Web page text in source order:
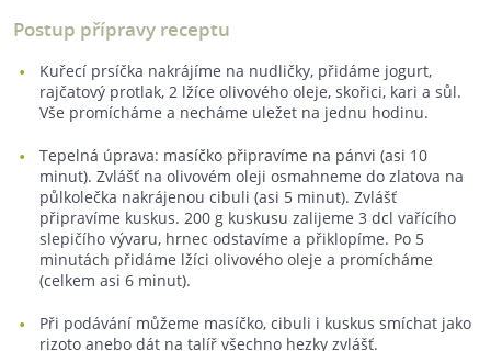
Postup přípravy receptu
Kuřecí prsíčka nakrájíme na nudličky, přidáme jogurt,
rajčatový protlak, 2 lžíce olivového oleje, skořici, kari a sůl.
Vše promícháme a necháme uležet na jednu hodinu.
Tepelná úprava: masíčko připravíme na pánvi (asi 10
minut). Zvlášť na olivovém oleji osmahneme do zlatova na
půlkolečka nakrájenou cibuli (asi 5 minut). Zvlášť
připravíme kuskus. 200 g kuskusu zalijeme 3 dcl vařícího
slepičího vývaru, hrnec odstavíme a přiklopíme. Po 5
minutách přidáme lžíci olivového oleje a promícháme
(celkem asi 6 minut).
Při podávání můžeme masíčko, cibuli i kuskus smíchat jako
rizoto anebo dát na talíř všechno hezky zvlášť.